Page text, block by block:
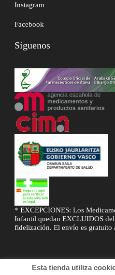
Instagram
Facebook
Síguenos
* EXCEPCIONES: Los
Infantil quedan EXCLUIDOS
fidelización. El envío es gratuito
Esta tienda utiliza